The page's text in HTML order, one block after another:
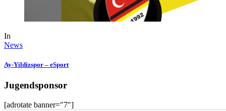
In
News
Ay-Yildizspor – eSport
Jugendsponsor
[adrotate banner="7"]